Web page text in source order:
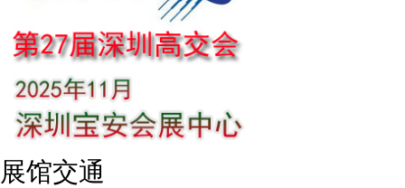
展馆交通